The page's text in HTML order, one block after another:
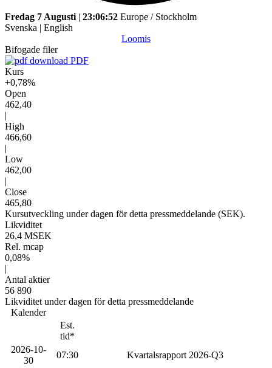
Fredag 7 Augusti | 23:06:52 Europe / Stockholm
Svenska | English
Loomis
Bifogade filer
PDF
Kurs
+0,78%
Open
462,40
|
High
466,60
|
Low
462,00
|
Close
465,80
Kursutveckling under dagen för detta pressmeddelande (SEK).
Likviditet
26,4 MSEK
Rel. mcap
0,08%
|
Antal aktier
56 890
Likviditet under dagen för detta pressmeddelande
Kalender
Est.
tid*
2026-10-
30
07:30
Kvartalsrapport 2026-Q3